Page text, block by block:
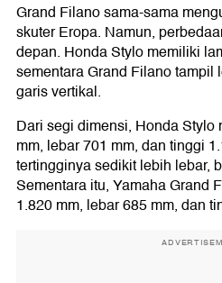
Grand Filano sama-sama
skuter Eropa. Namun,
depan. Honda Stylo memiliki
sementara Grand Filano tampil
garis vertikal.
Dari segi dimensi, Honda
mm, lebar 701 mm, dan tinggi
tertingginya sedikit lebih lebar,
Sementara itu, Yamaha Grand
1.820 mm, lebar 685 mm, dan